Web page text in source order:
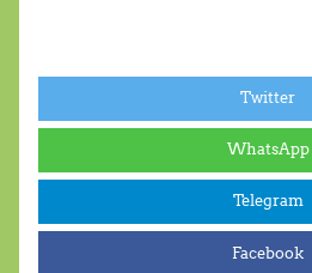
Twitter
WhatsApp
Telegram
Facebook